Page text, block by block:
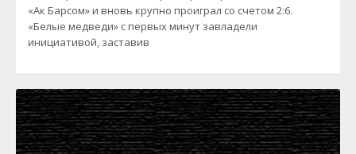
«Ак Барсом» и вновь крупно проиграл со счетом 2:6.
«Белые медведи» с первых минут завладели
инициативой, заставив